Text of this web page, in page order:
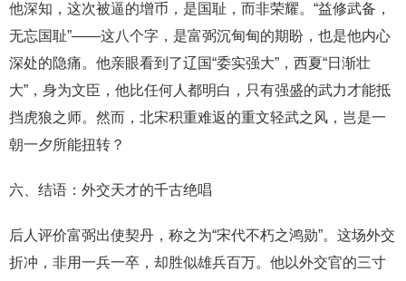
他深知，这次被逼的增币，是国耻，而非荣耀。“益修武备，
无忘国耻”——这八个字，是富弼沉甸甸的期盼，也是他内心
深处的隐痛。他亲眼看到了辽国“委实强大”，西夏“日渐壮
大”，身为文臣，他比任何人都明白，只有强盛的武力才能抵
挡虎狼之师。然而，北宋积重难返的重文轻武之风，岂是一
朝一夕所能扭转？
六、结语：外交天才的千古绝唱
后人评价富弼出使契丹，称之为“宋代不朽之鸿勋”。这场外交
折冲，非用一兵一卒，却胜似雄兵百万。他以外交官的三寸